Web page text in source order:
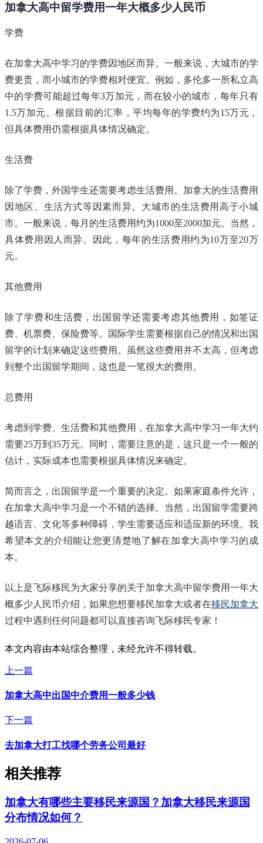
加拿大高中留学费用一年大概多少人民币
学费
在加拿大高中学习的学费因地区而异。一般来说，大城市的学
费更贵，而小城市的学费相对便宜。例如，多伦多一所私立高
中的学费可能超过每年3万加元，而在较小的城市，每年只有
1.5万加元。根据目前的汇率，平均每年的学费约为15万元，
但具体费用仍需根据具体情况确定。
生活费
除了学费，外国学生还需要考虑生活费用。加拿大的生活费用
因地区、生活方式等因素而异。大城市的生活费用高于小城
市。一般来说，每月的生活费用约为1000至2000加元。当然，
具体费用因人而异。因此，每年的生活费用约为10万至20万
元。
其他费用
除了学费和生活费，出国留学还需要考虑其他费用，如签证
费、机票费、保险费等。国际学生需要根据自己的情况和出国
留学的计划来确定这些费用。虽然这些费用并不太高，但考虑
到整个出国留学期间，这也是一笔很大的费用。
总费用
考虑到学费、生活费和其他费用，在加拿大高中学习一年大约
需要25万到35万元。同时，需要注意的是，这只是一个一般的
估计，实际成本也需要根据具体情况来确定。
简而言之，出国留学是一个重要的决定。如果家庭条件允许，
在加拿大高中学习是一个不错的选择。当然，出国留学需要跨
越语言、文化等多种障碍，学生需要适应和适应新的环境。我
希望本文的介绍能让您更清楚地了解在加拿大高中学习的成
本。
以上是飞际移民为大家分享的关于加拿大高中留学费用一年大
概多少人民币介绍，如果您想要移民加拿大或者在移民加拿大
过程中遇到任何问题都可以直接咨询飞际移民专家！
本文内容由本站综合整理，未经允许不得转载。
上一篇
加拿大高中出国中介费用一般多少钱
下一篇
去加拿大打工找哪个劳务公司最好
相关推荐
加拿大有哪些主要移民来源国？加拿大移民来源国
分布情况如何？